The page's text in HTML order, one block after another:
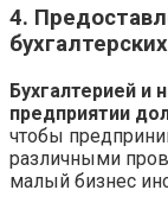
4.
Бухгалтерией
предприятии
чтобы
различными
малый бизнес